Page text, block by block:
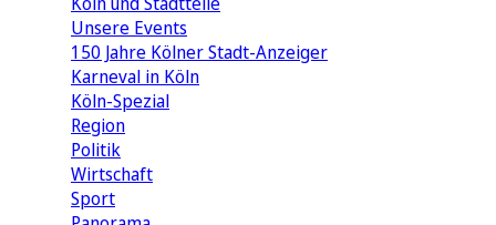
Unsere Events
150 Jahre Kölner Stadt-Anzeiger
Karneval in Köln
Köln-Spezial
Region
Politik
Wirtschaft
Sport